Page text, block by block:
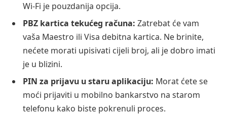
Wi-Fi je pouzdanija opcija.
PBZ kartica tekućeg računa: Zatrebat će vam
vaša Maestro ili Visa debitna kartica. Ne brinite,
nećete morati upisivati cijeli broj, ali je dobro imati
je u blizini.
PIN za prijavu u staru aplikaciju: Morat ćete se
moći prijaviti u mobilno bankarstvo na starom
telefonu kako biste pokrenuli proces.